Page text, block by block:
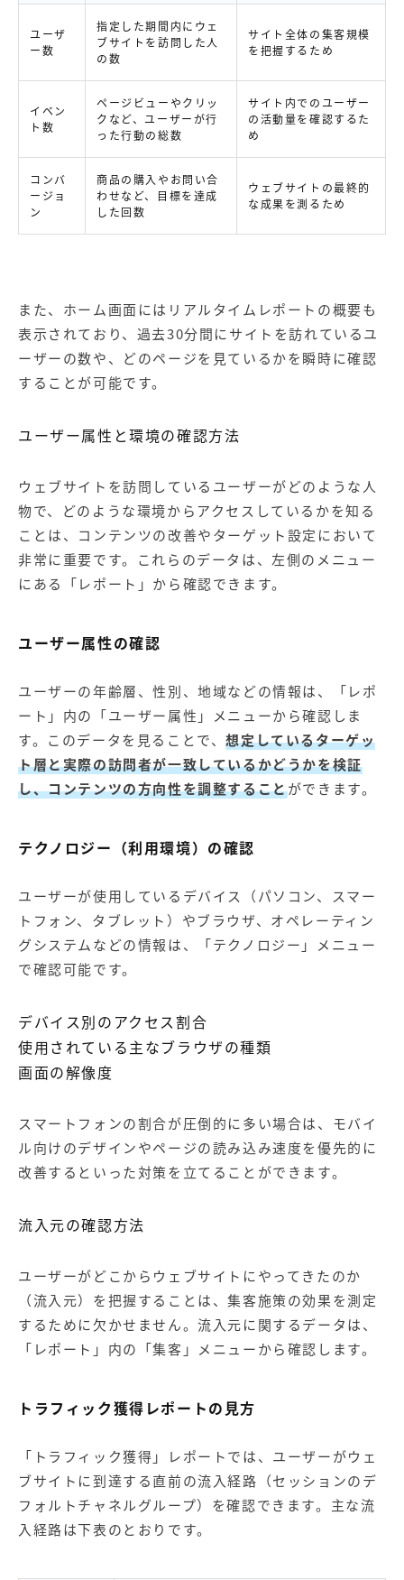
ユーザ
ー数
指定した期間内にウェ
ブサイトを訪問した人
の数
サイト全体の集客規模
を把握するため
イベン
ト数
ページビューやクリッ
クなど、ユーザーが行
った行動の総数
サイト内でのユーザー
の活動量を確認するた
め
コンバ
ージョ
ン
商品の購入やお問い合
わせなど、目標を達成
した回数
ウェブサイトの最終的
な成果を測るため
また、ホーム画面にはリアルタイムレポートの概要も
表示されており、過去30分間にサイトを訪れているユ
ーザーの数や、どのページを見ているかを瞬時に確認
することが可能です。
ユーザー属性と環境の確認方法
ウェブサイトを訪問しているユーザーがどのような人
物で、どのような環境からアクセスしているかを知る
ことは、コンテンツの改善やターゲット設定において
非常に重要です。これらのデータは、左側のメニュー
にある「レポート」から確認できます。
ユーザー属性の確認
ユーザーの年齢層、性別、地域などの情報は、「レポ
ート」内の「ユーザー属性」メニューから確認しま
す。このデータを見ることで、想定しているターゲッ
ト層と実際の訪問者が一致しているかどうかを検証
し、コンテンツの方向性を調整することができます。
テクノロジー（利用環境）の確認
ユーザーが使用しているデバイス（パソコン、スマー
トフォン、タブレット）やブラウザ、オペレーティン
グシステムなどの情報は、「テクノロジー」メニュー
で確認可能です。
デバイス別のアクセス割合
使用されている主なブラウザの種類
画面の解像度
スマートフォンの割合が圧倒的に多い場合は、モバイ
ル向けのデザインやページの読み込み速度を優先的に
改善するといった対策を立てることができます。
流入元の確認方法
ユーザーがどこからウェブサイトにやってきたのか
（流入元）を把握することは、集客施策の効果を測定
するために欠かせません。流入元に関するデータは、
「レポート」内の「集客」メニューから確認します。
トラフィック獲得レポートの見方
「トラフィック獲得」レポートでは、ユーザーがウェ
ブサイトに到達する直前の流入経路（セッションのデ
フォルトチャネルグループ）を確認できます。主な流
入経路は下表のとおりです。